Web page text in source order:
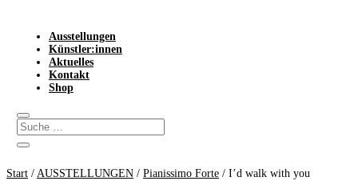
Ausstellungen
Künstler:innen
Aktuelles
Kontakt
Shop
Start / AUSSTELLUNGEN / Pianissimo Forte / I’d walk with you